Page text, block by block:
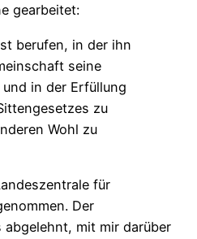
gearbeitet:
berufen, in der ihn
seine
in der Erfüllung
zu
Wohl zu
für
Der
mit mir darüber